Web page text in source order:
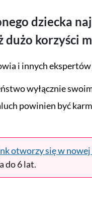
dziecka
dużo korzyści
i innych
wyłącznie
powinien być
otworzy się w nowej
do 6 lat.